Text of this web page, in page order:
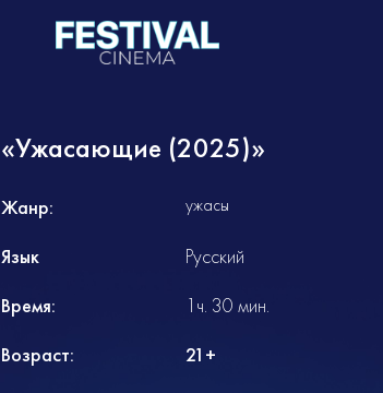
«Ужасающие (2025)»
Жанр: ужасы
Язык
Русский
Время:
1ч. 30 мин.
Возраст:
21+